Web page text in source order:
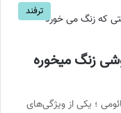
ترفند
زنگ میخوره
؛ یکی از ویژگی‌های